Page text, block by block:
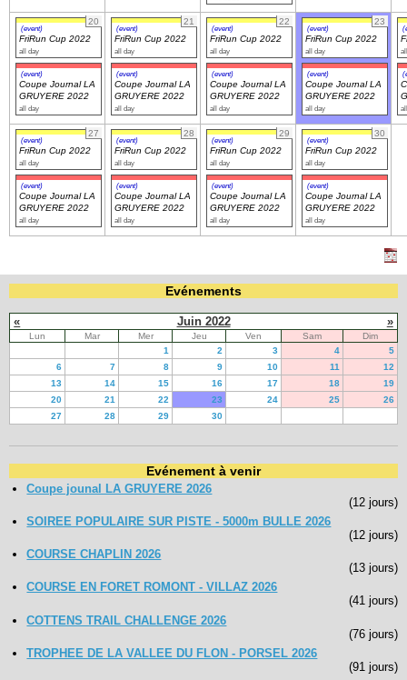
20
(event)
FriRun Cup 2022
all day
(event)
Coupe Journal LA
GRUYERE 2022
all day
21
(event)
FriRun Cup 2022
all day
(event)
Coupe Journal LA
GRUYERE 2022
all day
22
(event)
FriRun Cup 2022
all day
(event)
Coupe Journal LA
GRUYERE 2022
all day
23
(event)
FriRun Cup 2022
all day
(event)
Coupe Journal LA
GRUYERE 2022
all day
27
(event)
FriRun Cup 2022
all day
(event)
Coupe Journal LA
GRUYERE 2022
all day
28
(event)
FriRun Cup 2022
all day
(event)
Coupe Journal LA
GRUYERE 2022
all day
29
(event)
FriRun Cup 2022
all day
(event)
Coupe Journal LA
GRUYERE 2022
all day
30
(event)
FriRun Cup 2022
all day
(event)
Coupe Journal LA
GRUYERE 2022
all day
Evénements
« Juin 2022 »
Lun Mar Mer Jeu Ven Sam
Dim
1
2 3 4
5
6
7 8 9 10 11
12
13
14 15 16 17 18
19
20
21 22 23 24 25
26
27
28 29 30
Evénement à venir
Coupe jounal LA GRUYERE 2026
(12 jours)
SOIREE POPULAIRE SUR PISTE - 5000m BULLE 2026
(12 jours)
COURSE CHAPLIN 2026
(13 jours)
COURSE EN FORET ROMONT - VILLAZ 2026
(41 jours)
COTTENS TRAIL CHALLENGE 2026
(76 jours)
TROPHEE DE LA VALLEE DU FLON - PORSEL 2026
(91 jours)